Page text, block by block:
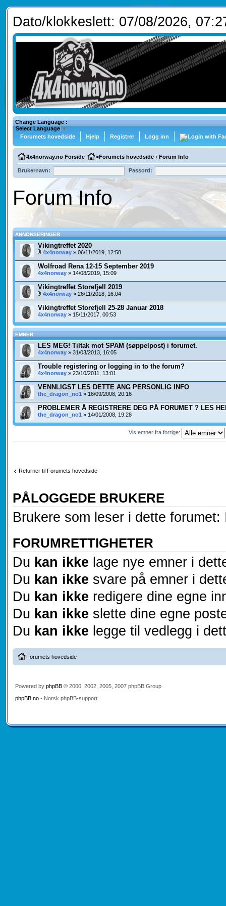
Dato/klokkeslett: 07/08/2026,
Change Language :
Select Language ▼
Forumets hovedside
Hjelp Registrer Logg inn
4x4norway.no Forside <Forumets hovedside ‹ Forum Info
Brukernavn: Passord:
Forum Info
ANNONSERINGER
Vikingtreffet 2020
4x4norway» 06/11/2019, 12:58
Wolfroad Rena 12-15 September 2019
4x4norway» 14/08/2019, 15:09
Vikingtreffet Storefjell 2019
4x4norway» 26/11/2018, 16:04
Vikingtreffet Storefjell 25-28 Januar 2018
4x4norway» 15/11/2017, 00:53
EMNER
LES MEG! Tiltak mot SPAM (søppelpost) i forumet.
4x4norway» 31/03/2013, 16:05
Trouble registering or logging in to the forum?
4x4norway» 23/10/2011, 13:01
VENNLIGST LES DETTE ANG PERSONLIG INFO
the_dragon_no1 » 16/09/2008, 20:16
PROBLEMER Å REGISTRERE DEG PÅ FORUMET ? LES
the_dragon_no1 » 14/01/2008, 19:28
Vis emner fra forrige:
Returner til Forumets hovedside
PÅLOGGEDE BRUKERE
Brukere som leser i dette
FORUMRETTIGHETER
Du kan ikke lage nye emner i
Du kan ikke svare på emner i
Du kan ikke redigere dine egne
Du kan ikke slette dine egne
Du kan ikke legge til vedlegg i
Forumets hovedside
Powered by phpBB© 2000, 2002, 2005, 2007 phpBB Group
phpBB.no- Norsk phpBB-support